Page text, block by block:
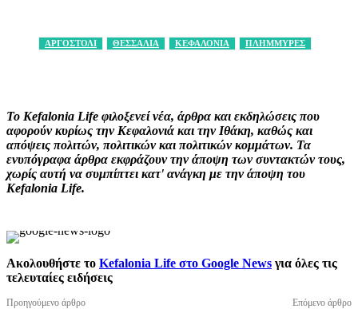
ΑΡΓΟΣΤΟΛΙ ΘΕΣΣΑΛΙΑ ΚΕΦΑΛΟΝΙΑ ΠΛΗΜΜΥΡΕΣ
Το Kefalonia Life φιλοξενεί νέα, άρθρα και εκδηλώσεις που
αφορούν κυρίως την Κεφαλονιά και την Ιθάκη, καθώς και
απόψεις πολιτών, πολιτικών και πολιτικών κομμάτων. Τα
ενυπόγραφα άρθρα εκφράζουν την άποψη των συντακτών τους,
χωρίς αυτή να συμπίπτει κατ' ανάγκη με την άποψη του
Kefalonia Life.
Ακολουθήστε το Kefalonia Life στο Google News για όλες τις
τελευταίες ειδήσεις
Προηγούμενο άρθρο Επόμενο άρθρο